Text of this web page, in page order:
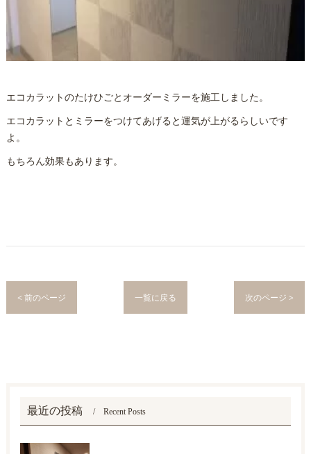
エコカラットのたけひごとオーダーミラーを施工しました。
エコカラットとミラーをつけてあげると運気が上がるらしいです
よ。
もちろん効果もあります。
< 前のページ 一覧に戻る 次のページ >
最近の投稿 Recent Posts